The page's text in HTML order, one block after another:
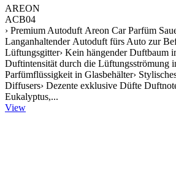
AREON
ACB04
› Premium Autoduft Areon Car Parfüm
Langanhaltender Autoduft fürs Auto zur
Lüftungsgitter› Kein hängender Duftbaum
Duftintensität durch die Lüftungsströmung
Parfümflüssigkeit in Glasbehälter›
Diffusers› Dezente exklusive Düfte
Eukalyptus,...
View